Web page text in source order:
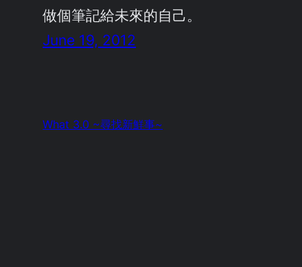
做個筆記給未來的自己。
June 19, 2012
What 3.0 ~尋找新鮮事~